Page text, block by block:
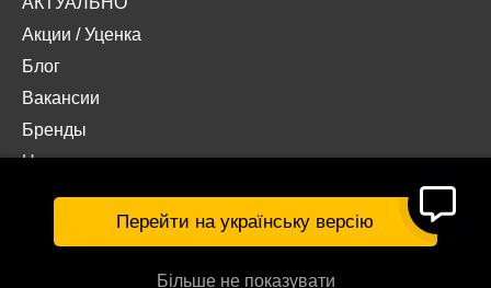
Акции /Уценка
Блог
Вакансии
Бренды
Наши проекты
Документы
Перейти на українську версію
Більше не показувати